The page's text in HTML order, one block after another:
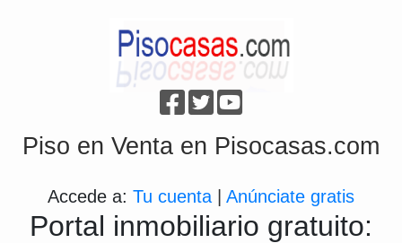
Piso en Venta en Pisocasas.com
Accede a: Tu cuenta Anúnciate gratis
Portal inmobiliario gratuito: